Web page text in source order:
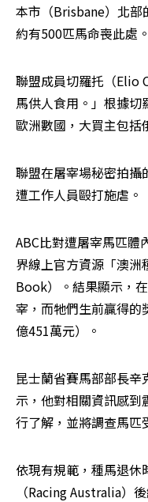
本市（Brisbane）北部
約有500匹馬命喪此處。
聯盟成員切羅托（Elio
馬供人食用。」根據切
歐洲數國，大買主包括
聯盟在屠宰場秘密拍攝
遭工作人員毆打施虐。
ABC比對遭屠宰馬匹體
界線上官方資源「澳
Book）。結果顯示，
宰，而牠們生前贏得的
億451萬元）。
昆士蘭省賽馬部部長
示，他對相關資訊感到
行了解，並將調查馬匹
依現有規範，種馬退
（Racing Australia）